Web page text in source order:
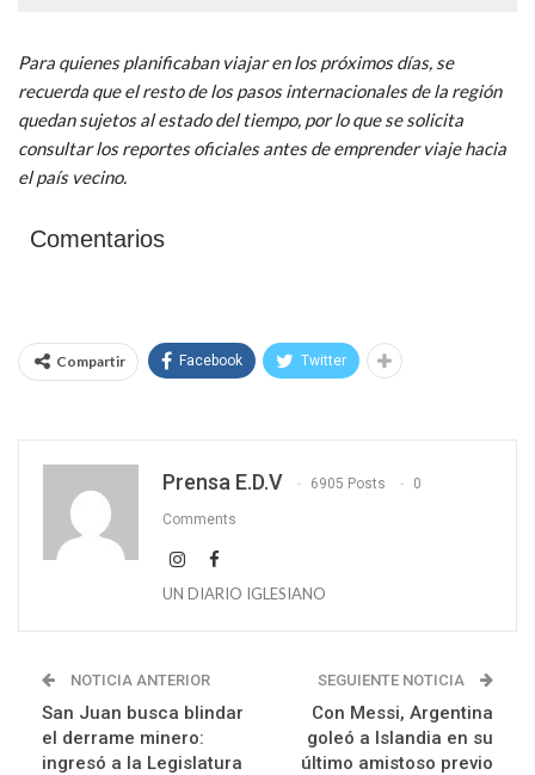
Para quienes planificaban viajar en los próximos días, se
recuerda que el resto de los pasos internacionales de la región
quedan sujetos al estado del tiempo, por lo que se solicita
consultar los reportes oficiales antes de emprender viaje hacia
el país vecino.
Comentarios
Compartir Facebook Twitter
Prensa E.D.V 6905 Posts 0
Comments
UN DIARIO IGLESIANO
NOTICIA ANTERIOR
San Juan busca blindar
el derrame minero:
ingresó a la Legislatura
SEGUIENTE NOTICIA
Con Messi, Argentina
goleó a Islandia en su
último amistoso previo